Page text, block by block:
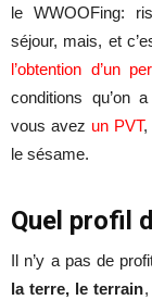
le WWOOFing:
séjour, mais, et
l’obtention d’un
conditions qu’on
vous avez un PVT,
le sésame.
Quel profil
Il n’y a pas de
la terre, le terrain